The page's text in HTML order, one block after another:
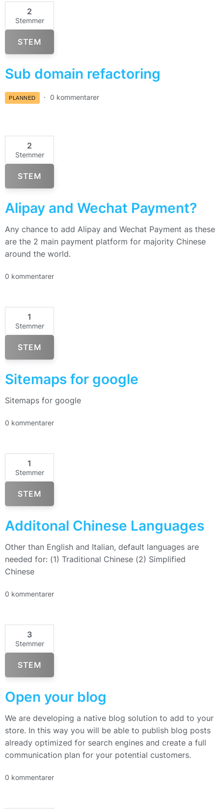
2
Stemmer
STEM
Sub domain refactoring
PLANNED 0 kommentarer
2
Stemmer
STEM
Alipay and Wechat Payment?
Any chance to add Alipay and Wechat Payment as these
are the 2 main payment platform for majority Chinese
around the world.
0 kommentarer
1
Stemmer
STEM
Sitemaps for google
Sitemaps for google
0 kommentarer
1
Stemmer
STEM
Additonal Chinese Languages
Other than English and Italian, default languages are
needed for: (1) Traditional Chinese (2) Simplified
Chinese
0 kommentarer
3
Stemmer
STEM
Open your blog
We are developing a native blog solution to add to your
store. In this way you will be able to publish blog posts
already optimized for search engines and create a full
communication plan for your potential customers.
0 kommentarer